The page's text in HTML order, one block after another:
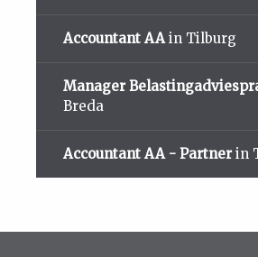
Accountant AAin Tilburg
Manager
Breda
Accountant AA - Partner in